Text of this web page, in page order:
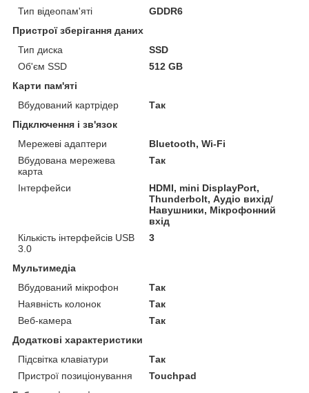
Тип відеопам'яті
GDDR6
Пристрої зберігання даних
Тип диска
SSD
Об'єм SSD
512 GB
Карти пам'яті
Вбудований картрідер
Так
Підключення і зв'язок
Мережеві адаптери
Bluetooth, Wi-Fi
Вбудована мережева
карта
Так
Інтерфейси
HDMI, mini DisplayPort,
Thunderbolt, Аудіо вихід/
Навушники, Мікрофонний
вхід
Кількість інтерфейсів USB
3.0
3
Мультимедіа
Вбудований мікрофон
Так
Наявність колонок
Так
Веб-камера
Так
Додаткові характеристики
Підсвітка клавіатури
Так
Пристрої позиціонування
Touchpad